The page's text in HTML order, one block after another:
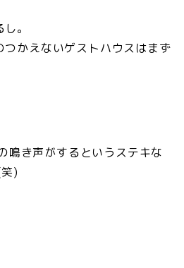
。
かえないゲストハウスはまず
鳴き声がするというステキな
)